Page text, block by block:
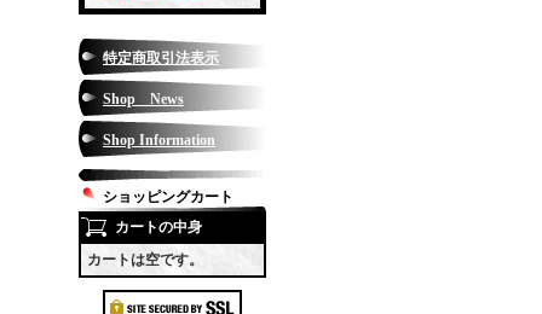
特定商取引法表示
Shop News
Shop Information
ショッピングカート
カートの中身
カートは空です。